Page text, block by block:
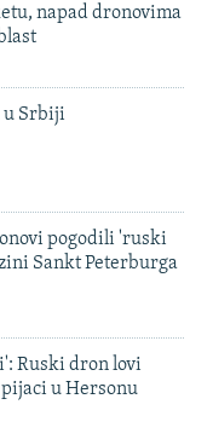
napad dronovima
u Srbiji
pogodili 'ruski
Sankt Peterburga
Ruski dron lovi
u Hersonu